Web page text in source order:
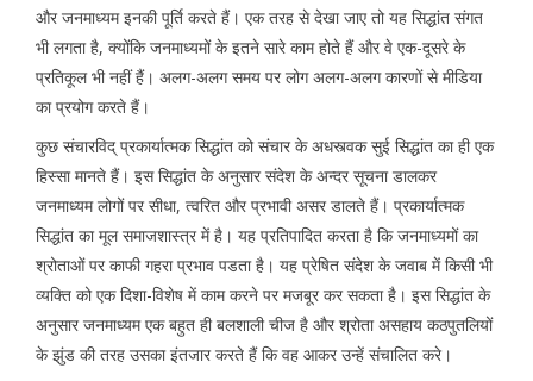
और जनमाध्यम इनकी पूर्ति करते हैं। एक तरह से देखा जाए तो यह सिद्धांत संगत
भी लगता है, क्योंकि जनमाध्यमों के इतने सारे काम होते हैं और वे एक-दूसरे के
प्रतिकूल भी नहीं हैं। अलग-अलग समय पर लोग अलग-अलग कारणों से मीडिया
का प्रयोग करते हैं।
कुछ संचारविद् प्रकार्यात्मक सिद्धांत को संचार के अधस्त्वक सुई सिद्धांत का ही एक
हिस्सा मानते हैं। इस सिद्धांत के अनुसार संदेश के अन्दर सूचना डालकर
जनमाध्यम लोगों पर सीधा, त्वरित और प्रभावी असर डालते हैं। प्रकार्यात्मक
सिद्धांत का मूल समाजशास्त्र में है। यह प्रतिपादित करता है कि जनमाध्यमों का
श्रोताओं पर काफी गहरा प्रभाव पडता है। यह प्रेषित संदेश के जवाब में किसी भी
व्यक्ति को एक दिशा-विशेष में काम करने पर मजबूर कर सकता है। इस सिद्धांत के
अनुसार जनमाध्यम एक बहुत ही बलशाली चीज है और श्रोता असहाय कठपुतलियों
के झुंड की तरह उसका इंतजार करते हैं कि वह आकर उन्हें संचालित करे।